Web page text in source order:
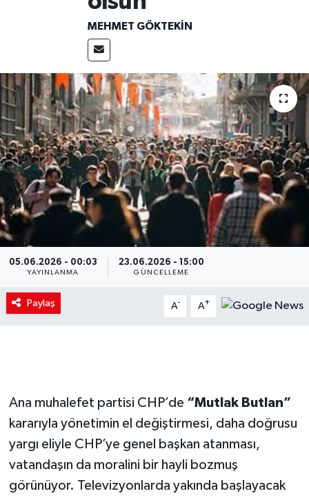
MEHMET GÖKTEKIN
05.06.2026 - 00:03
YAYINLANMA
23.06.2026 - 15:00
GÜNCELLEME
Paylaş A- A+
Ana muhalefet partisi CHP’de “Mutlak Butlan”
kararıyla yönetimin el değiştirmesi, daha doğrusu
yargı eliyle CHP’ye genel başkan atanması,
vatandaşın da moralini bir hayli bozmuş
görünüyor. Televizyonlarda yakında başlayacak